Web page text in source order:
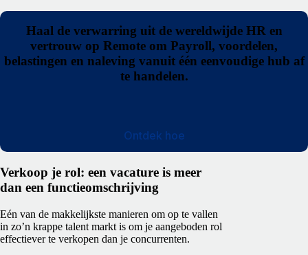
Haal de verwarring uit de wereldwijde HR en
vertrouw op Remote om Payroll, voordelen,
belastingen en naleving vanuit één eenvoudige hub af
te handelen.
Ontdek hoe
Verkoop je rol: een vacature is meer
dan een functieomschrijving
Eén van de makkelijkste manieren om op te vallen
in zo’n krappe talent markt is om je aangeboden rol
effectiever te verkopen dan je concurrenten.